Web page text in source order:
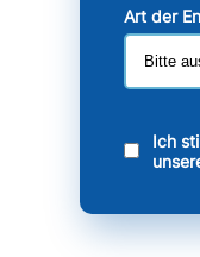
Art der
Ich